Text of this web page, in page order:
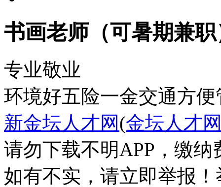
书画老师（可暑期兼
专业敬业
环境好五险一金交通方便
新金坛人才网(金坛人才
请勿下载不明APP，缴
如有不实，请立即举报